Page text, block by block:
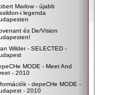
Marlow - újabb
i legenda
és De/Vision
Wilder - SELECTED -
MODE - Meet And
- 2010
- depeCHe MODE -
- 2010